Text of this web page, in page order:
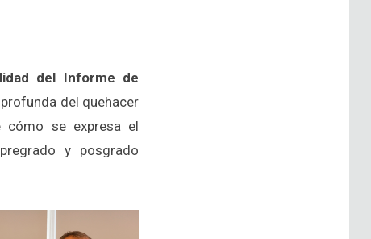
del Informe de
del quehacer
cómo se expresa el
y posgrado